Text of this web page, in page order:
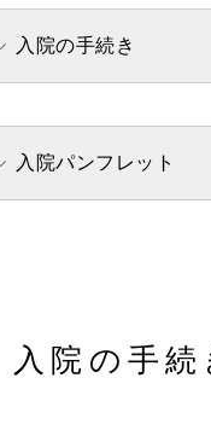
入院の手続き
入院パンフレット
入院の手続